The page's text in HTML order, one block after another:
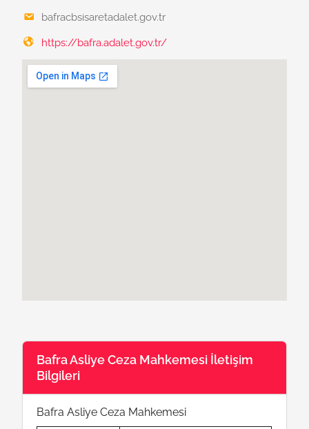
Bafra Asliye Ceza Mahkemesi İletişim
Bilgileri
Bafra Asliye Ceza Mahkemesi
bafracbsisaretadalet.gov.tr
https://bafra.adalet.gov.tr/